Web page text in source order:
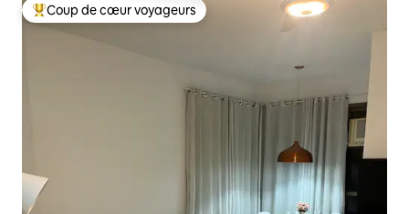
Coups de cœur voyageurs les plus appréciés
Coup de cœur voyageurs